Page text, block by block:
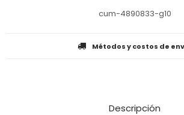
cum-4890833-g10
Métodos y costos de
Descripción